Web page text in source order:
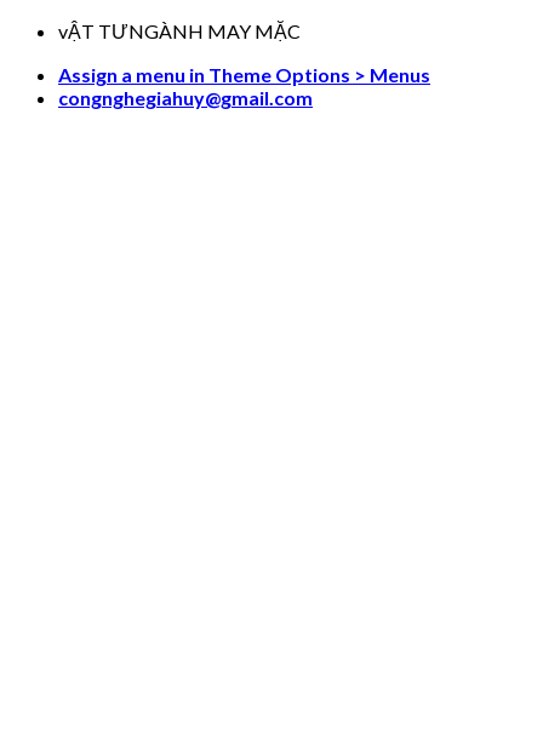
Skip
content
vẬT TƯNGÀNH MAY MẶC
Assign a menu in Theme Options > Menus
congnghegiahuy@gmail.com